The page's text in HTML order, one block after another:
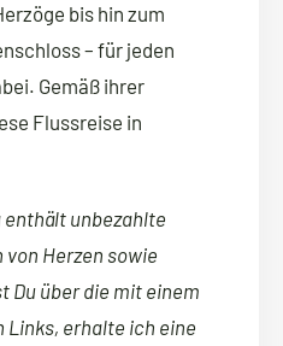
bis hin zum
– für jeden
Gemäß ihrer
Flussreise in
unbezahlte
Herzen sowie
über die mit einem
Links, erhalte ich eine